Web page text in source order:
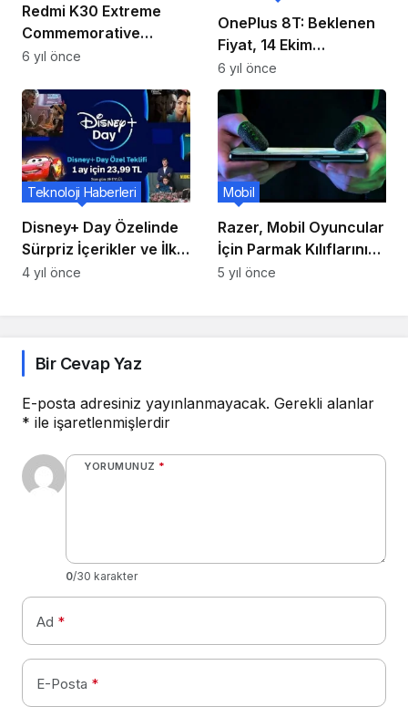
Redmi K30 Extreme
Commemorative
Edition 11 Ağustos’ta
Ultra Olabilir
6 yıl önce
OnePlus 8T: Beklenen
Fiyat, 14 Ekim
Lansmanından Önceki
Özellikler
6 yıl önce
Disney+ Day Özelinde
Sürpriz İçerikler ve İlk
Ay İndirim Fırsatı
Teknoloji Haberleri
4 yıl önce
Razer, Mobil Oyuncular
İçin Parmak Kılıflarını
Tanıttı.
Mobil
5 yıl önce
Bir Cevap Yaz
E-posta adresiniz yayınlanmayacak. Gerekli alanlar
* ile işaretlenmişlerdir
YORUMUNUZ *
0/30 karakter
Ad *
E-Posta *